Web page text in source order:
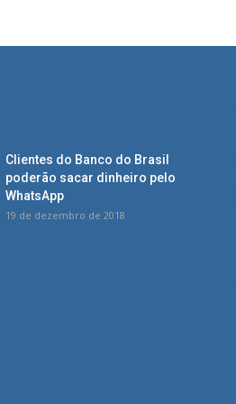
Clientes do Banco do Brasil
poderão sacar dinheiro pelo
WhatsApp
19 de dezembro de 2018